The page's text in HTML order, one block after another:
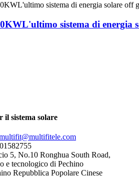
sistema di energia
il sistema solare
5, No.10 Ronghua South Road,
e tecnologico di Pechino
Repubblica Popolare Cinese